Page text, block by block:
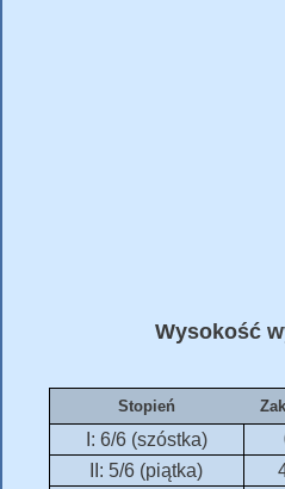
Wysokość
Stopień
I: 6/6 (szóstka)
II: 5/6 (piątka)